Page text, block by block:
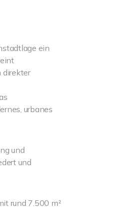
ein
direkter
urbanes
und
und
rund 7.500 m²